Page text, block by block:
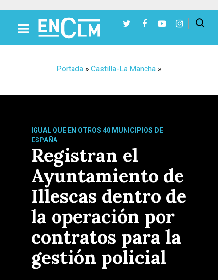
Portada » Castilla-La Mancha »
IGUAL QUE EN OTROS 40 MUNICIPIOS DE
ESPAÑA
Registran el
Ayuntamiento de
Illescas dentro de
la operación por
contratos para la
gestión policial